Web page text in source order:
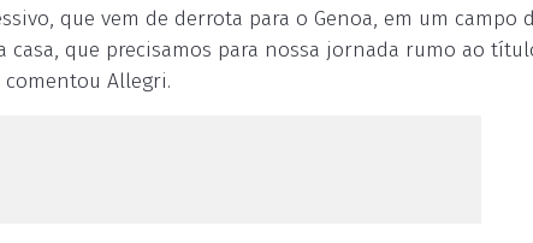
que vem de derrota para o Genoa, em um campo
que precisamos para nossa jornada rumo ao
Allegri.